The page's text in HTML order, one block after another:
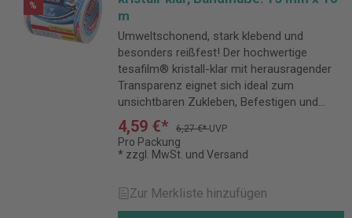
%
m
Umweltschonend, stark klebend und
besonders reißfest! Der hochwertige
tesafilm® kristall-klar mit herausragender
Transparenz eignet sich ideal zum
unsichtbaren Zukleben, Befestigen und
Verpacken.
4,59 €* 6,27 €*UVP
Pro Packung
* zzgl. MwSt. und Versand
Zur Merkliste hinzufügen